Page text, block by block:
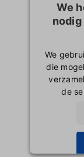
We
We
die
de